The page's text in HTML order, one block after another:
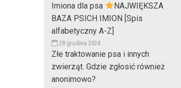
Imiona dla psa
NAJWIĘKSZA
BAZA PSICH IMION [Spis
alfabetyczny A-Z]
28 grudnia 2024
Złe traktowanie psa i innych
zwierząt. Gdzie zgłosić również
anonimowo?